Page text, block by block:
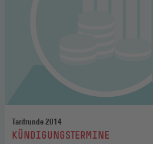
Tarifrunde 2014
:KÜNDIGUNGSTERMINE